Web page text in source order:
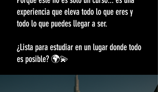
experiencia que eleva todo lo que eres y
todo lo que puedes llegar a ser.
¿Lista para estudiar en un lugar donde todo
es posible? 🌍💫